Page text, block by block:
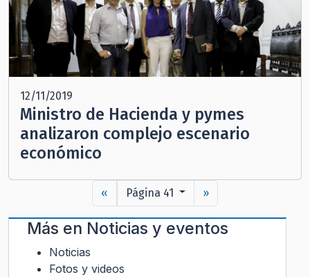
12/11/2019
Ministro de Hacienda y pymes
analizaron complejo escenario
económico
« Página 41 »
Más en Noticias y eventos
Noticias
Fotos y videos